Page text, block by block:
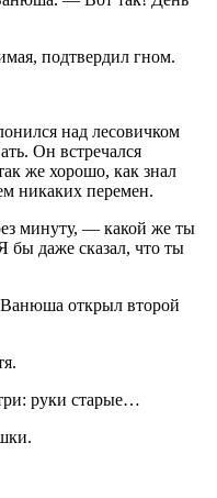
подтвердил гном.
над лесовичком
Он встречался
же хорошо, как знал
никаких перемен.
минуту, — какой же ты
бы даже сказал, что ты
открыл второй
руки старые…